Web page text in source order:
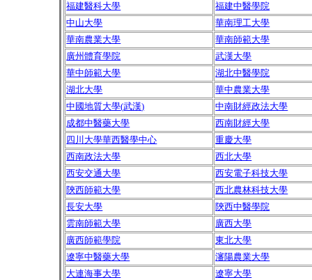
福建醫科大學
福建中醫學院
中山大學
華南理工大學
華南農業大學
華南師範大學
廣州體育學院
武漢大學
華中師範大學
湖北中醫學院
湖北大學
華中農業大學
中國地質大學(武漢)
中南財經政法大學
成都中醫藥大學
西南財經大學
四川大學華西醫學中心
重慶大學
西南政法大學
西北大學
西安交通大學
西安電子科技大學
陝西師範大學
西北農林科技大學
長安大學
陝西中醫學院
雲南師範大學
廣西大學
廣西師範學院
東北大學
遼寧中醫藥大學
瀋陽農業大學
大連海事大學
遼寧大學